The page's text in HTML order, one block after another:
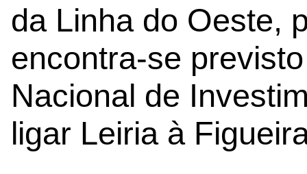
da Linha do Oeste,
encontra-se
Nacional de
ligar Leiria à